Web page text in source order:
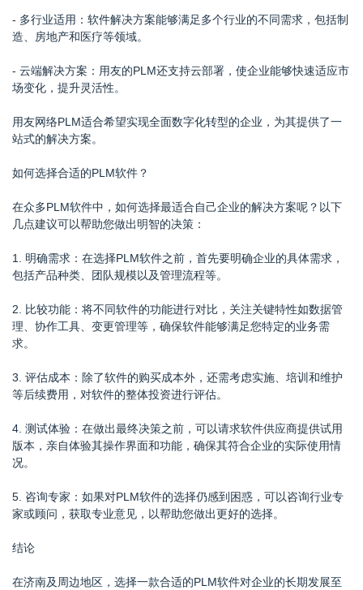
- 多行业适用：软件解决方案能够满足多个行业的不同需求，包括制
造、房地产和医疗等领域。
- 云端解决方案：用友的PLM还支持云部署，使企业能够快速适应市
场变化，提升灵活性。
用友网络PLM适合希望实现全面数字化转型的企业，为其提供了一
站式的解决方案。
如何选择合适的PLM软件？
在众多PLM软件中，如何选择最适合自己企业的解决方案呢？以下
几点建议可以帮助您做出明智的决策：
1. 明确需求：在选择PLM软件之前，首先要明确企业的具体需求，
包括产品种类、团队规模以及管理流程等。
2. 比较功能：将不同软件的功能进行对比，关注关键特性如数据管
理、协作工具、变更管理等，确保软件能够满足您特定的业务需
求。
3. 评估成本：除了软件的购买成本外，还需考虑实施、培训和维护
等后续费用，对软件的整体投资进行评估。
4. 测试体验：在做出最终决策之前，可以请求软件供应商提供试用
版本，亲自体验其操作界面和功能，确保其符合企业的实际使用情
况。
5. 咨询专家：如果对PLM软件的选择仍感到困惑，可以咨询行业专
家或顾问，获取专业意见，以帮助您做出更好的选择。
结论
在济南及周边地区，选择一款合适的PLM软件对企业的长期发展至